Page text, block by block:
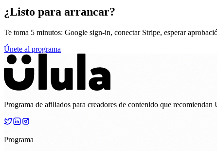
¿Listo para arrancar?
Te toma 5 minutos: Google sign-in, conectar Stripe, esperar
Únete al programa
Programa de afiliados para creadores de contenido que
Programa